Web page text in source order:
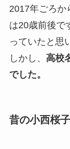
2017年ごろか
は20歳前後で
っていたと思
しかし、 高校
でした。
昔の小西桜